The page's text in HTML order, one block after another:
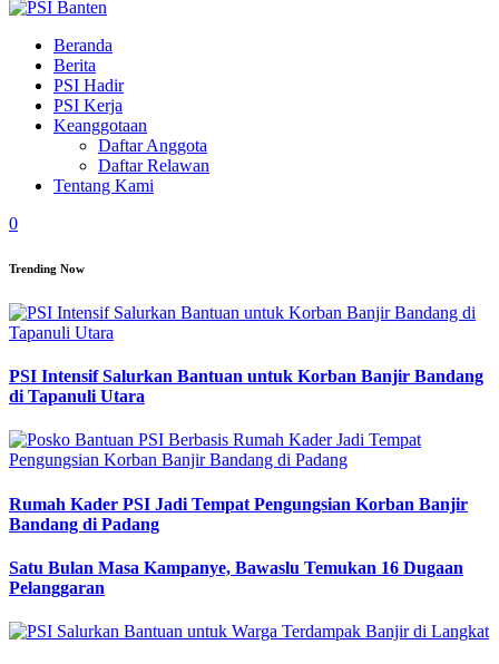
Beranda
Berita
PSI Hadir
PSI Kerja
Keanggotaan
Daftar Anggota
Daftar Relawan
Tentang Kami
0
Trending Now
PSI Intensif Salurkan Bantuan untuk Korban Banjir Bandang
di Tapanuli Utara
Rumah Kader PSI Jadi Tempat Pengungsian Korban Banjir
Bandang di Padang
Satu Bulan Masa Kampanye, Bawaslu Temukan 16 Dugaan
Pelanggaran